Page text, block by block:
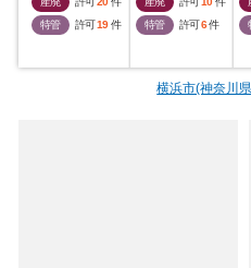
特管
許可19 件
特管
許可6件
横浜市(神奈川